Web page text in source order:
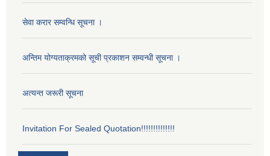
सेवा करार सम्वन्धि सूचना ।
अन्तिम योग्यताक्रमको सूची प्रकाशन सम्वन्धी सूचना ।
अत्यन्त जरूरी सूचना
Invitation For Sealed Quotation!!!!!!!!!!!!!!